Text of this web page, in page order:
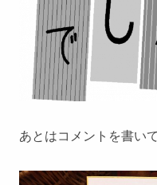
あとはコメントを書い